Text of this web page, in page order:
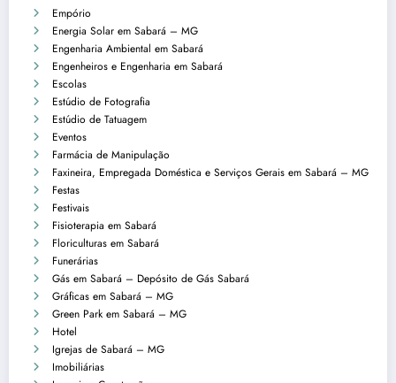
Empório
Energia Solar em Sabará – MG
Engenharia Ambiental em Sabará
Engenheiros e Engenharia em Sabará
Escolas
Estúdio de Fotografia
Estúdio de Tatuagem
Eventos
Farmácia de Manipulação
Faxineira, Empregada Doméstica e Serviços Gerais em Sabará – MG
Festas
Festivais
Fisioterapia em Sabará
Floriculturas em Sabará
Funerárias
Gás em Sabará – Depósito de Gás Sabará
Gráficas em Sabará – MG
Green Park em Sabará – MG
Hotel
Igrejas de Sabará – MG
Imobiliárias